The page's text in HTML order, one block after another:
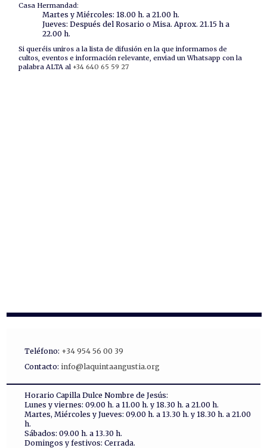
Casa Hermandad:
Martes y Miércoles: 18.00 h. a 21.00 h.
Jueves: Después del Rosario o Misa. Aprox. 21.15 h a
22.00 h.
Si queréis uniros a la lista de difusión en la que informamos de
cultos, eventos e información relevante, enviad unWhatsapp con la
palabra ALTA al+34 640 65 59 27
Teléfono: +34 954 56 00 39
Contacto: info@laquintaangustia.org
Horario Capilla Dulce Nombre de Jesús:
Lunes y viernes: 09.00 h. a 11.00 h. y 18.30 h. a 21.00 h.
Martes, Miércoles y Jueves: 09.00 h. a 13.30 h. y 18.30 h. a 21.00
h.
Sábados: 09.00 h. a 13.30 h.
Domingos y festivos: Cerrada.